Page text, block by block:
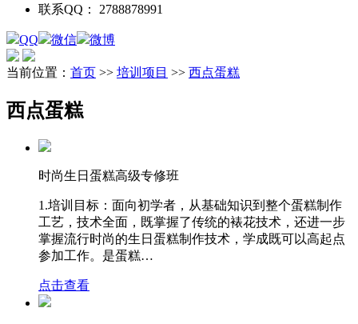
联系QQ： 2788878991
QQ 微信 微博
当前位置： 首页 >> 培训项目 >> 西点蛋糕
西点蛋糕
时尚生日蛋糕高级专修班
1.培训目标：面向初学者，从基础知识到整个蛋糕制作
工艺，技术全面，既掌握了传统的裱花技术，还进一步
掌握流行时尚的生日蛋糕制作技术，学成既可以高起点
参加工作。是蛋糕…
点击查看